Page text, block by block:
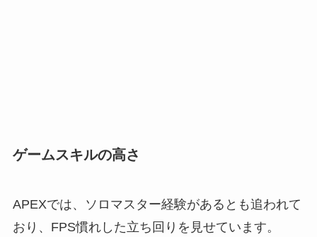
ゲームスキルの高さ
APEXでは、ソロマスター経験があるとも追われて
おり、FPS慣れした立ち回りを見せています。